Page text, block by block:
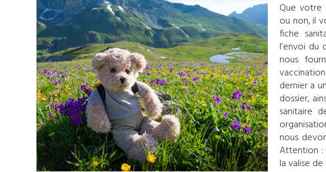
colonies
vacances
Que votre
ou non, il
fiche
l’envoi du
nous
dernier a
dossier,
sanitaire
nous
Attention :
la valise